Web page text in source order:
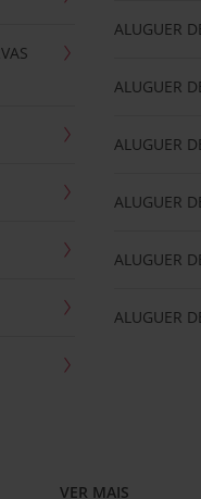
ALUGUER
ALUGUER
ALUGUER
ALUGUER
ALUGUER
ALUGUER
VER MAIS